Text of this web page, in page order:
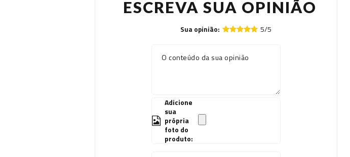
ESCREVA SUA OPINIÃO
Sua opinião: 5/5
O conteúdo da sua opinião
Adicione
sua
própria
foto do
produto: